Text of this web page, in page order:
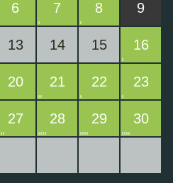
6 7 8 9
13 14 15 16
20 21 22 23
27 28 29 30